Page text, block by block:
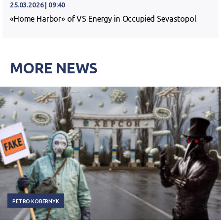
25.03.2026 | 09:40
«Home Harbor» of VS Energy in Occupied Sevastopol
MORE NEWS
PETRO KOBERNYK